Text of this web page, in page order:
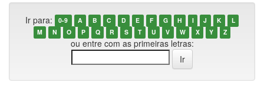
Ir para: 0-9 A B C D E F G H I J K
L
M
N O P Q R S T U V W X Y Z
ou entre com as primeiras letras: